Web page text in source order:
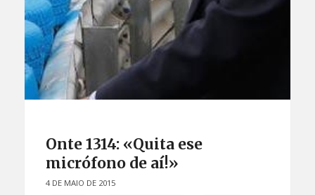
Onte 1314: «Quita ese
micrófono de aí!»
4 DE MAIO DE 2015